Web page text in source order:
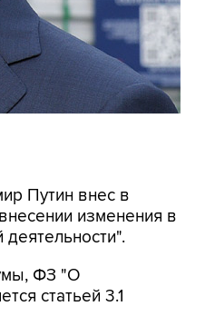
Путин внес в
изменения в
ФЗ "О
статьей 3.1